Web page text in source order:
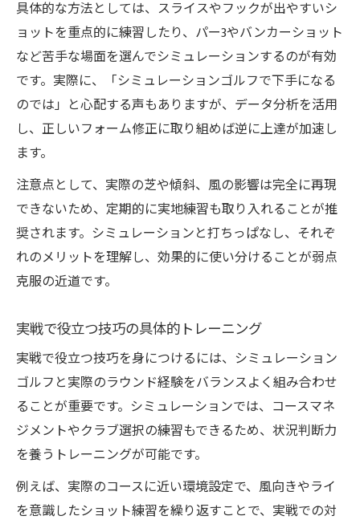
具体的な方法としては、スライスやフックが出やすいシ
ョットを重点的に練習したり、パー3やバンカーショット
など苦手な場面を選んでシミュレーションするのが有効
です。実際に、「シミュレーションゴルフで下手になる
のでは」と心配する声もありますが、データ分析を活用
し、正しいフォーム修正に取り組めば逆に上達が加速し
ます。
注意点として、実際の芝や傾斜、風の影響は完全に再現
できないため、定期的に実地練習も取り入れることが推
奨されます。シミュレーションと打ちっぱなし、それぞ
れのメリットを理解し、効果的に使い分けることが弱点
克服の近道です。
実戦で役立つ技巧の具体的トレーニング
実戦で役立つ技巧を身につけるには、シミュレーション
ゴルフと実際のラウンド経験をバランスよく組み合わせ
ることが重要です。シミュレーションでは、コースマネ
ジメントやクラブ選択の練習もできるため、状況判断力
を養うトレーニングが可能です。
例えば、実際のコースに近い環境設定で、風向きやライ
を意識したショット練習を繰り返すことで、実戦での対